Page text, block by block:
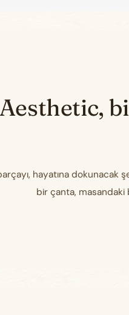
Aesthetic,
hayatına dokunacak
bir çanta,